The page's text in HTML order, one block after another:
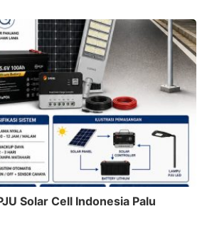
Solar Cell Indonesia Palu